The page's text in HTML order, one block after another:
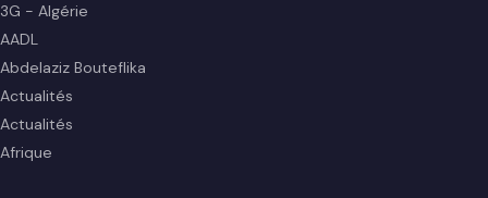
3G - Algérie
AADL
Abdelaziz Bouteflika
Actualités
Actualités
Afrique